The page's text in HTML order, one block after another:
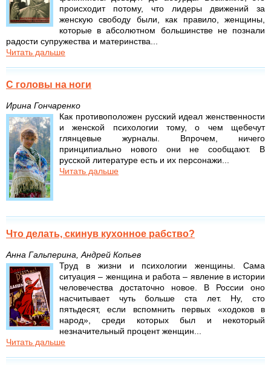
происходит потому, что лидеры движений за
женскую свободу были, как правило, женщины,
которые в абсолютном большинстве не познали
радости супружества и материнства...
Читать дальше
С головы на ноги
Ирина Гончаренко
Как противоположен русский идеал женственности
и женской психологии тому, о чем щебечут
глянцевые журналы. Впрочем, ничего
принципиально нового они не сообщают. В
русской литературе есть и их персонажи...
Читать дальше
Что делать, скинув кухонное рабство?
Анна Гальперина, Андрей Копьев
Труд в жизни и психологии женщины. Сама
ситуация – женщина и работа – явление в истории
человечества достаточно новое. В России оно
насчитывает чуть больше ста лет. Ну, сто
пятьдесят, если вспомнить первых «ходоков в
народ», среди которых был и некоторый
незначительный процент женщин...
Читать дальше